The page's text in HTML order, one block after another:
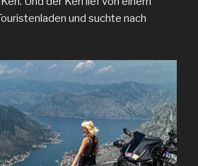
und suchte nach